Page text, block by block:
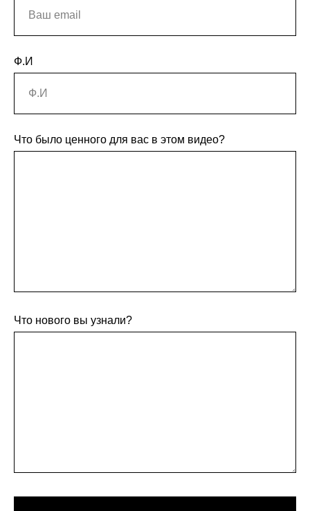
Ф.И
Что было ценного для вас в этом видео?
Что нового вы узнали?